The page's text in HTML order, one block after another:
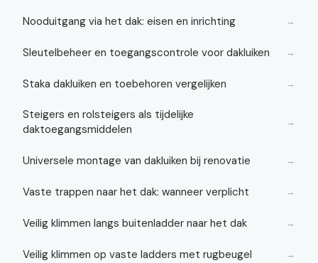
Nooduitgang via het dak: eisen en inrichting →
Sleutelbeheer en toegangscontrole voor dakluiken →
Staka dakluiken en toebehoren vergelijken →
Steigers en rolsteigers als tijdelijke
daktoegangsmiddelen
→
Universele montage van dakluiken bij renovatie →
Vaste trappen naar het dak: wanneer verplicht →
Veilig klimmen langs buitenladder naar het dak →
Veilig klimmen op vaste ladders met rugbeugel →